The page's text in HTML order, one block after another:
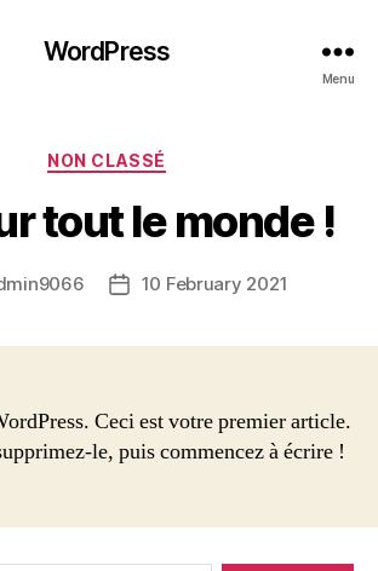
WordPress
Menu
Categories
NON CLASSÉ
tout le monde !
Post10 February 2021
Ceci est votre premier article.
le, puis commencez à écrire !